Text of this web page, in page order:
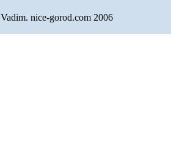
Vadim. nice-gorod.com 2006